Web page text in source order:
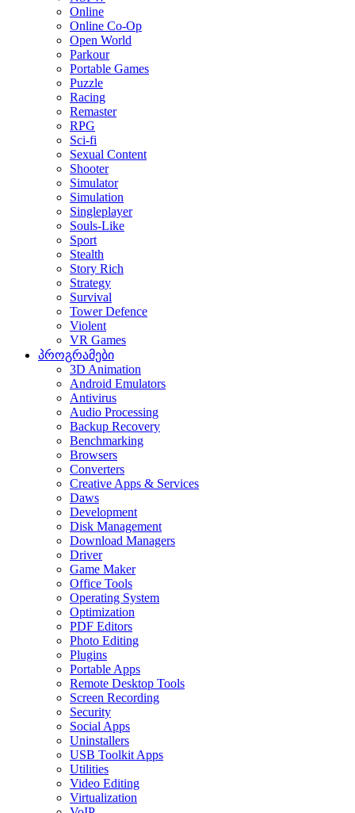
Online
Online Co-Op
Open World
Parkour
Portable Games
Puzzle
Racing
Remaster
RPG
Sci-fi
Sexual Content
Shooter
Simulator
Simulation
Singleplayer
Souls-Like
Sport
Stealth
Story Rich
Strategy
Survival
Tower Defence
Violent
VR Games
პროგრამები
3D Animation
Android Emulators
Antivirus
Audio Processing
Backup Recovery
Benchmarking
Browsers
Converters
Creative Apps & Services
Daws
Development
Disk Management
Download Managers
Driver
Game Maker
Office Tools
Operating System
Optimization
PDF Editors
Photo Editing
Plugins
Portable Apps
Remote Desktop Tools
Screen Recording
Security
Social Apps
Uninstallers
USB Toolkit Apps
Utilities
Video Editing
Virtualization